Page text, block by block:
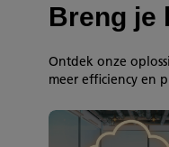
Breng je
Ontdek onze
meer efficiency en